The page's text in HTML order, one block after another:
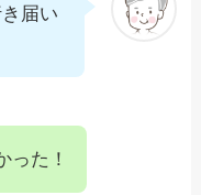
届い
った！